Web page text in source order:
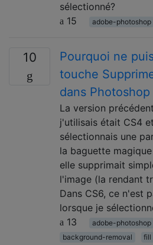
sélectionné?
15
adobe-photoshop
10
Pourquoi ne
touche
dans Photoshop
La version
j'utilisais était CS4
sélectionnais une
la baguette
elle supprimait
l'image (la rendant
Dans CS6, ce n'est
lorsque je
13
adobe-photoshop
background-removal
fill